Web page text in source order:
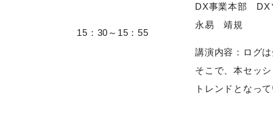
15：30～15：55
DX事業本部 DX
永易 靖規
講演内容：ログ
そこで、本セッ
トレンドとなっ